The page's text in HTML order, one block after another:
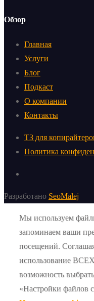
Обзор
Главная
Услуги
Блог
Подкаст
О компании
Контакты
ТЗ для
Политика
Разработано SeoMalej
Мы используем
запоминаем ваши
посещений.
использование
возможность
«Настройки файлов